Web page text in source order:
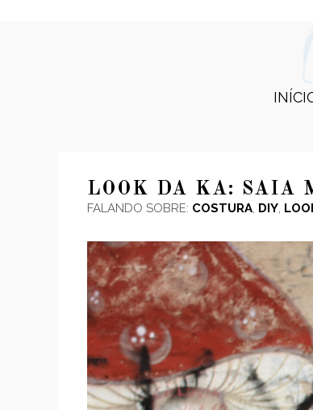
LOOK DA KA: SAIA
FALANDO SOBRE: COSTURA, DIY,